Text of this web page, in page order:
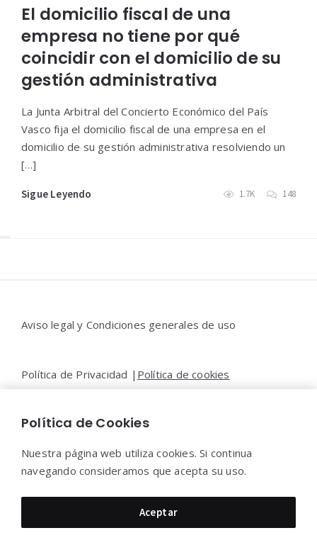
El domicilio fiscal de una
empresa no tiene por qué
coincidir con el domicilio de su
gestión administrativa
La Junta Arbitral del Concierto Económico del País
Vasco fija el domicilio fiscal de una empresa en el
domicilio de su gestión administrativa resolviendo un
[…]
Sigue Leyendo 1.7K 148
Aviso legal y Condiciones generales de uso
Política de Privacidad | Política de cookies
Contacto |Moya&Emery
Moya&Emery 2022 - Todos los derechos reservados.
Política de Cookies
Nuestra página web utiliza cookies. Si continua
navegando consideramos que acepta su uso.
Aceptar